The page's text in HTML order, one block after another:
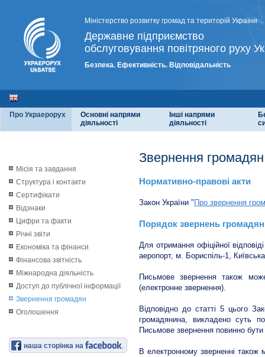
Міністерство розвитку громад та територій України
Державне підприємство
обслуговування повітряного руху
Безпека. Ефективність. Відповідальність
Про Украерорух
Основні напрями
діяльності
Інші напрями
діяльності
Місія та завдання
Структура і контакти
Сертифікати
Відзнаки
Цифри та факти
Річні звіти
Економіка та фінанси
Фінансова звітність
Міжнародна діяльність
Доступ до публічної інформації
Звернення громадян
Оголошення
наша сторінка на
Звернення громадян
Нормативно-правові акти
Закон України " Про звернення
Порядок звернень громадян
Для отримання офіційної
аеропорт, м. Бориспіль-1,
Письмове звернення також
(електронне звернення).
Відповідно до статті 5 цього
громадянина, викладено суть
Письмове звернення повинно
В електронному зверненні